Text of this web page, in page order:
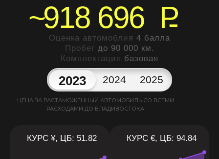
~918 696 P
Оценка автомоблия 4 балла
Пробег до 90 000 км.
Комплектация базовая
2023 2024 2025
ЦЕНА ЗА РАСТАМОЖЕННЫЙ АВТОМОБИЛЬ СО ВСЕМИ
РАСХОДАМИ ДО ВЛАДИВОСТОКА
КУРС ¥, ЦБ: 51.82 КУРС €, ЦБ: 94.84